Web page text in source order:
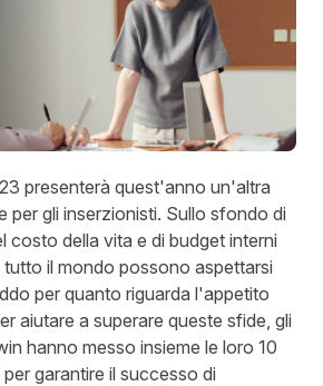
presenterà quest'anno un'altra
per gli inserzionisti. Sullo sfondo di
costo della vita e di budget interni
tutto il mondo possono aspettarsi
per quanto riguarda l'appetito
aiutare a superare queste sfide, gli
hanno messo insieme le loro 10
garantire il successo di